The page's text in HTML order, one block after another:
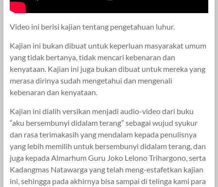
Video ini berisi kajian tentang pengetahuan luhur.
Kajian ini bukan dibuat untuk keperluan masyarakat umum
yang tidak bertanya, tidak mencari kebenaran dan
kenyataan. Kajian ini juga bukan dibuat untuk mereka yang
merasa dirinya sudah mengetahui dan mengenali
kebenaran dan kenyataan.
Kajian ini dialih versikan menjadi audio-video dari buku
“aku bersembunyi didalam terang” sebagai wujud syukur
dan rasa terimakasih yang mendalam kepada penulisnya
yang lebih memilih untuk bersembunyi didalam terang, dan
juga kepada Almarhum Guru Joko Lelono Trihargono, serta
Kadangmas Natawarga yang telah meng-estafetkan kajian
ini, sehingga pada akhirnya bisa sampai di telinga kami para